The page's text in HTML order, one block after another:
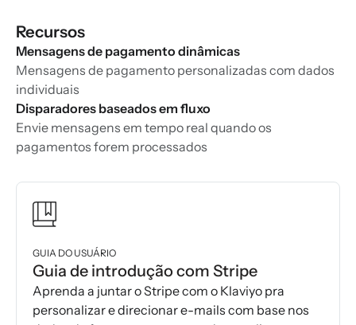
Recursos
Mensagens de pagamento dinâmicas
Mensagens de pagamento personalizadas com dados
individuais
Disparadores baseados em fluxo
Envie mensagens em tempo real quando os
pagamentos forem processados
GUIA DO USUÁRIO
Guia de introdução com Stripe
Aprenda a juntar o Stripe com o Klaviyo pra
personalizar e direcionar e-mails com base nos